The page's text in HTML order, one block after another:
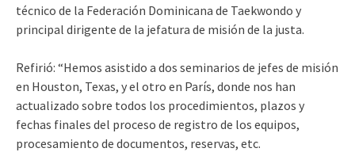
técnico de la Federación Dominicana de Taekwondo y
principal dirigente de la jefatura de misión de la justa.
Refirió: “Hemos asistido a dos seminarios de jefes de misión
en Houston, Texas, y el otro en París, donde nos han
actualizado sobre todos los procedimientos, plazos y
fechas finales del proceso de registro de los equipos,
procesamiento de documentos, reservas, etc.